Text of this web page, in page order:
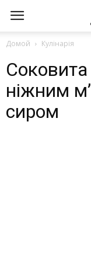
Домой Кулінарія
Соковита
ніжним
сиром